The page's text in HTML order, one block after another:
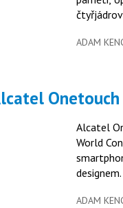
ADAM
Alcatel
World
designem.
ADAM